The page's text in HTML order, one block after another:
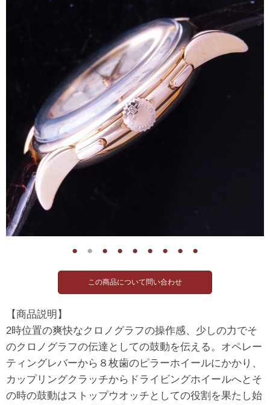
● ● ● ● ● ● ● ● ●
【商品説明】
2時位置の爽快なクロノグラフの操作感、少しの力でそ
のクロノグラフの伝達としての鼓動を伝える。オペレー
ティングレバーから８枚歯のピラーホイールにかかり、
カップリングクラッチからドライビングホイールへとそ
の時の鼓動はストップウオッチとしての役割を果たし始